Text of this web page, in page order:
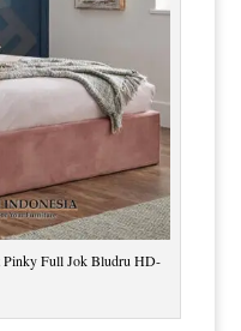
Pinky Full Jok Bludru HD-